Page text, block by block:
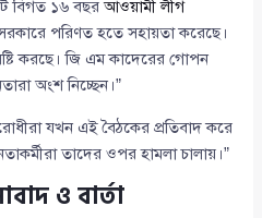
বিগত ১৬ বছরআওয়ামী লীগ
সরকারে পরিণত হতে সহায়তা করেছে।
করছে। জি এম কাদেরের গোপন
অংশ নিচ্ছেন।”
যখন এই বৈঠকের প্রতিবাদ করে
তাদের ওপর হামলা চালায়।”
ও বার্তা